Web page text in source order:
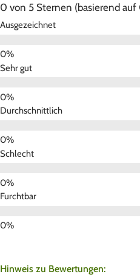
0 von 5 Sternen (basierend
Ausgezeichnet
Sehr gut
Durchschnittlich
Schlecht
Furchtbar
Hinweis zu Bewertungen: